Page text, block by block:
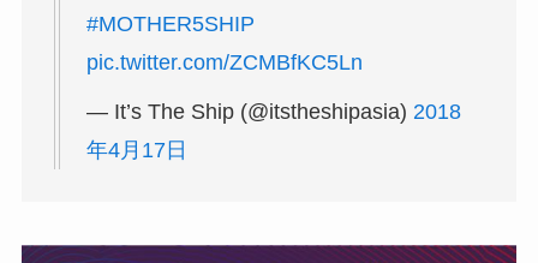
#MOTHER5SHIP
pic.twitter.com/ZCMBfKC5Ln
— It’s The Ship (@itstheshipasia) 2018
年4月17日